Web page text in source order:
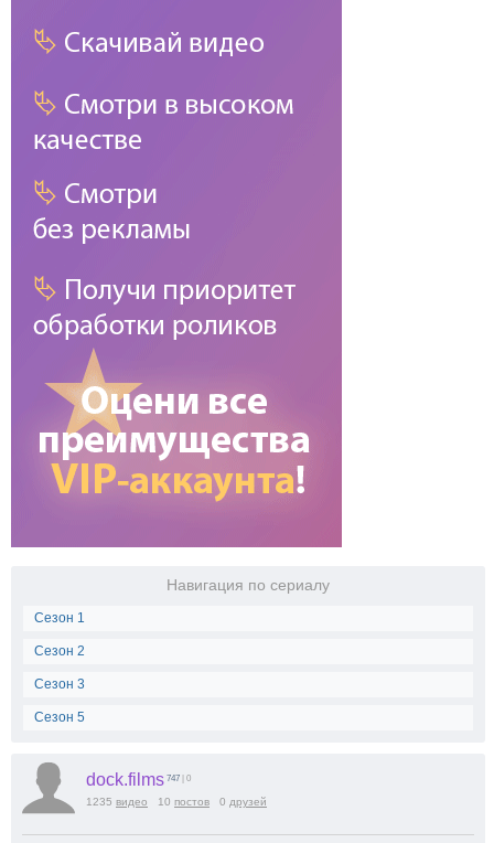
Навигация по сериалу
Сезон 1
Сезон 2
Сезон 3
Сезон 5
dock.films 747 | 0
1235 видео 10 постов 0 друзей